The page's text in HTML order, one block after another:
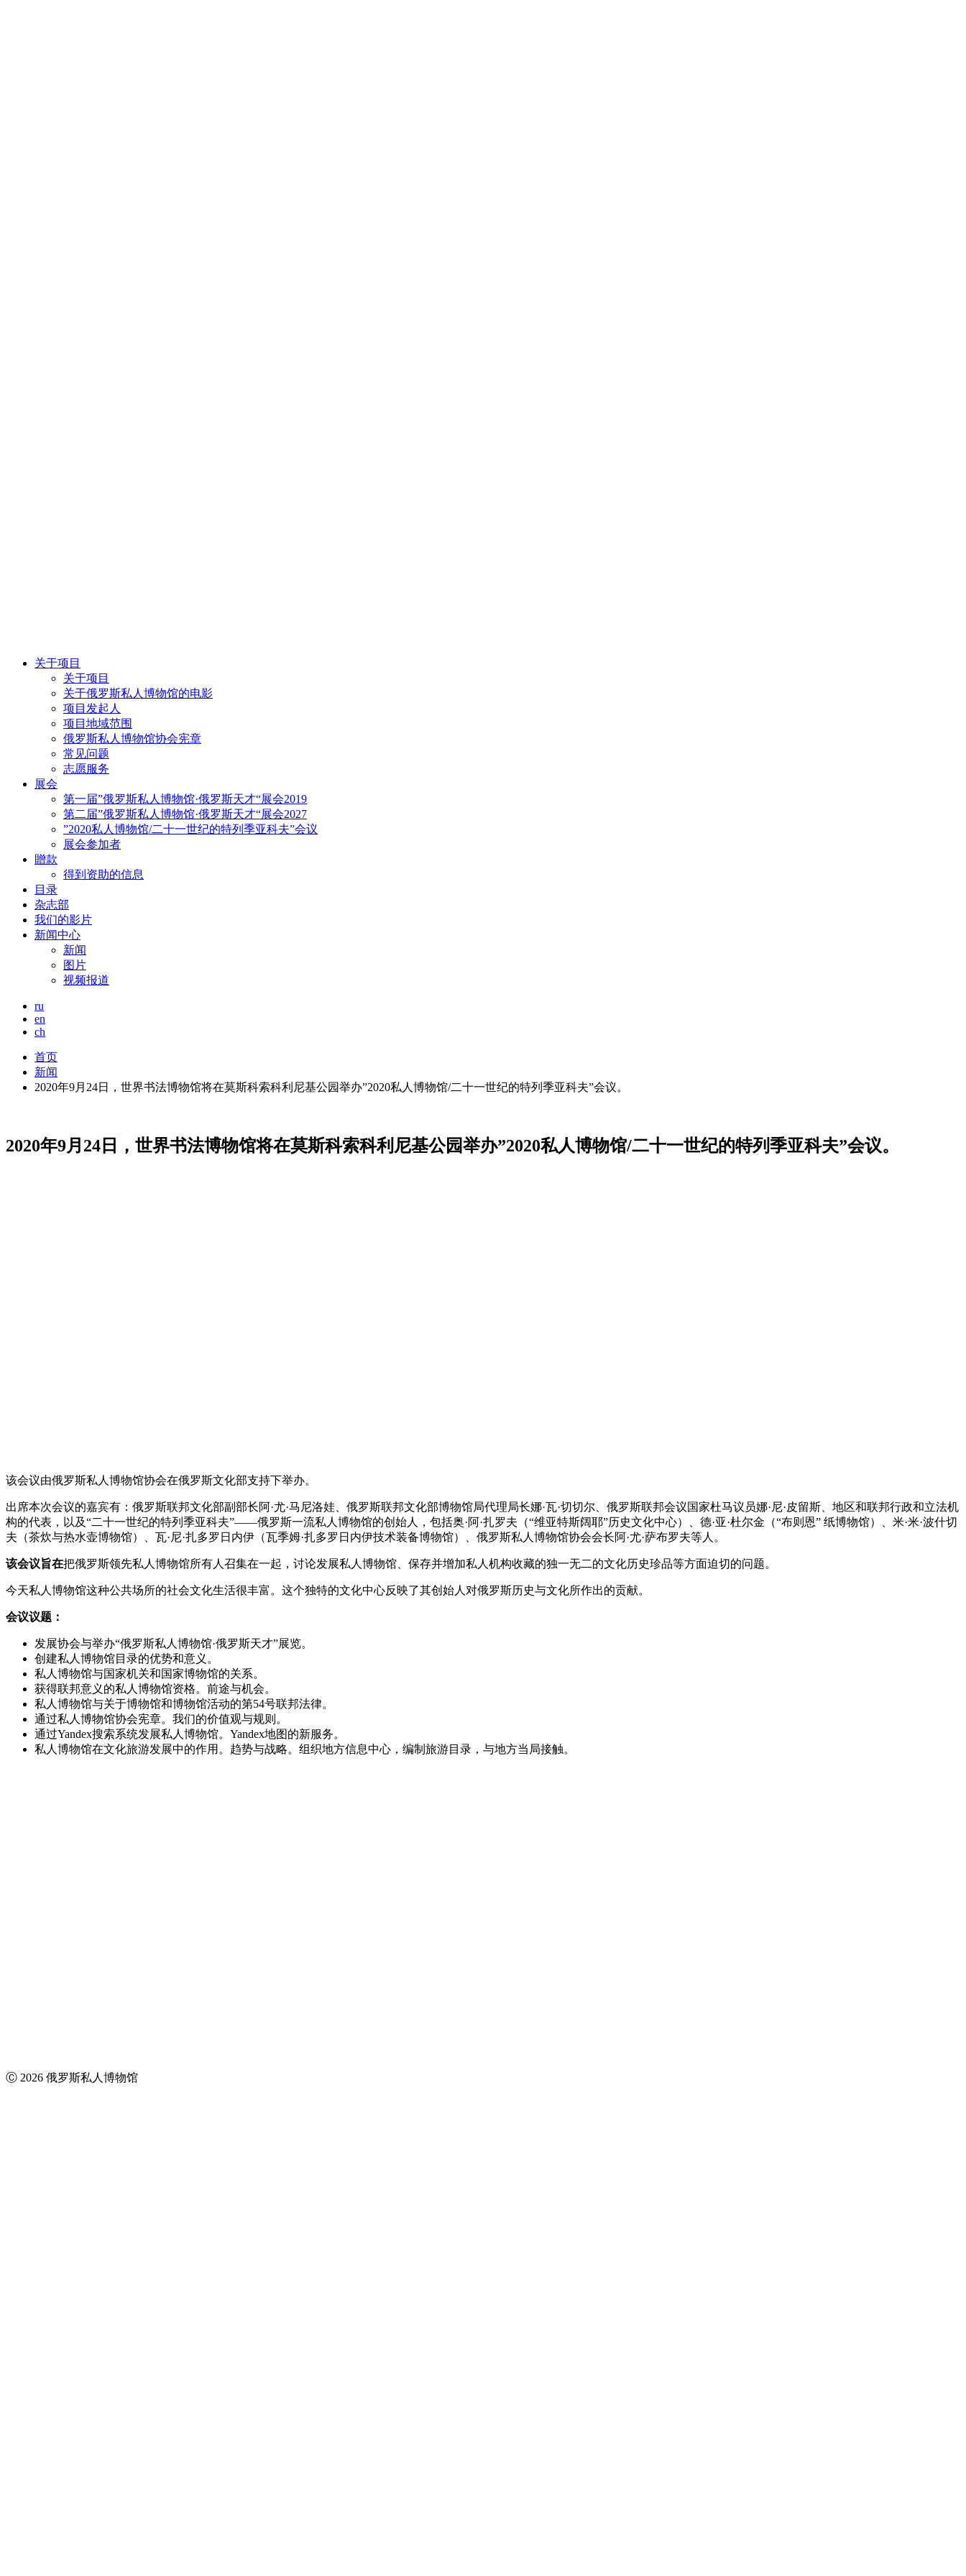
关于项目
关于项目
关于俄罗斯私人博物馆的电影
项目发起人
项目地域范围
俄罗斯私人博物馆协会宪章
常见问题
志愿服务
展会
第一届”俄罗斯私人博物馆·俄罗斯天才“展会2019
第二届”俄罗斯私人博物馆·俄罗斯天才“展会2027
”2020私人博物馆/二十一世纪的特列季亚科夫”会议
展会参加者
贈款
得到资助的信息
目录
杂志部
我们的影片
新闻中心
新闻
图片
视频报道
ru
en
ch
首页
新闻
2020年9月24日，世界书法博物馆将在莫斯科索科利尼基公园举办”2020私人博物馆/二十一世纪的特列季亚科夫”会议。
2020年9月24日，世界书法博物馆将在莫斯科索科利尼基公园举办”2020私人博物馆/二十一世纪的特列季亚科夫”会议。
该会议由俄罗斯私人博物馆协会在俄罗斯文化部支持下举办。
出席本次会议的嘉宾有：俄罗斯联邦文化部副部长阿·尤·马尼洛娃、俄罗斯联邦文化部博物馆局代理局长娜·瓦·切切尔、俄罗斯联邦会议国家杜马议员娜·尼·皮留斯、地区和联邦行政和立法机
构的代表，以及“二十一世纪的特列季亚科夫”——俄罗斯一流私人博物馆的创始人，包括奥·阿·扎罗夫（“维亚特斯阔耶”历史文化中心）、德·亚·杜尔金（“布则恩” 纸博物馆）、米·米·波什切
夫（茶炊与热水壶博物馆）、瓦·尼·扎多罗日内伊（瓦季姆·扎多罗日内伊技术装备博物馆）、俄罗斯私人博物馆协会会长阿·尤·萨布罗夫等人。
该会议旨在把俄罗斯领先私人博物馆所有人召集在一起，讨论发展私人博物馆、保存并增加私人机构收藏的独一无二的文化历史珍品等方面迫切的问题。
今天私人博物馆这种公共场所的社会文化生活很丰富。这个独特的文化中心反映了其创始人对俄罗斯历史与文化所作出的贡献。
会议议题：
发展协会与举办“俄罗斯私人博物馆·俄罗斯天才”展览。
创建私人博物馆目录的优势和意义。
私人博物馆与国家机关和国家博物馆的关系。
获得联邦意义的私人博物馆资格。前途与机会。
私人博物馆与关于博物馆和博物馆活动的第54号联邦法律。
通过私人博物馆协会宪章。我们的价值观与规则。
通过Yandex搜索系统发展私人博物馆。Yandex地图的新服务。
私人博物馆在文化旅游发展中的作用。趋势与战略。组织地方信息中心，编制旅游目录，与地方当局接触。
Ⓒ 2026 俄罗斯私人博物馆